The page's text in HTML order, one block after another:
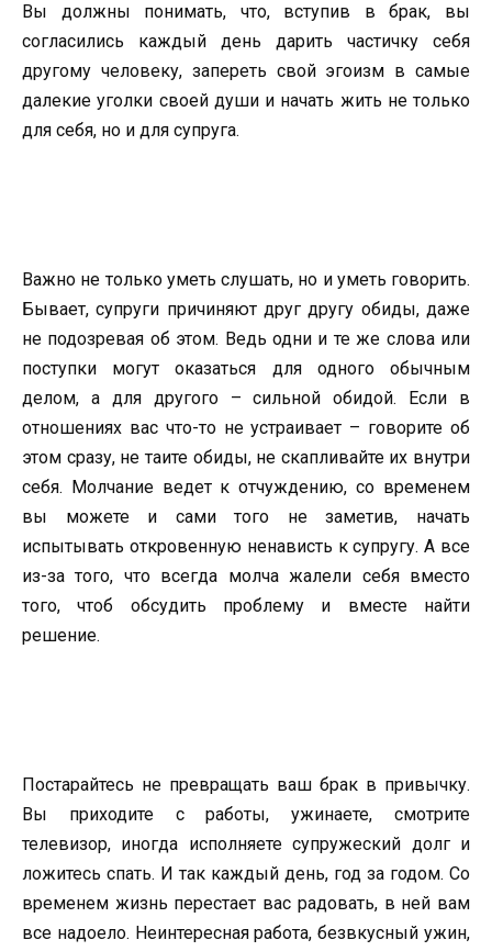
Вы должны понимать, что, вступив в брак, вы
согласились каждый день дарить частичку себя
другому человеку, запереть свой эгоизм в самые
далекие уголки своей души и начать жить не только
для себя, но и для супруга.
Важно не только уметь слушать, но и уметь говорить.
Бывает, супруги причиняют друг другу обиды, даже
не подозревая об этом. Ведь одни и те же слова или
поступки могут оказаться для одного обычным
делом, а для другого – сильной обидой. Если в
отношениях вас что-то не устраивает – говорите об
этом сразу, не таите обиды, не скапливайте их внутри
себя. Молчание ведет к отчуждению, со временем
вы можете и сами того не заметив, начать
испытывать откровенную ненависть к супругу. А все
из-за того, что всегда молча жалели себя вместо
того, чтоб обсудить проблему и вместе найти
решение.
Постарайтесь не превращать ваш брак в привычку.
Вы приходите с работы, ужинаете, смотрите
телевизор, иногда исполняете супружеский долг и
ложитесь спать. И так каждый день, год за годом. Со
временем жизнь перестает вас радовать, в ней вам
все надоело. Неинтересная работа, безвкусный ужин,